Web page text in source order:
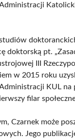
doktorską pt.
III
w 2015 roku
KUL
filar
Czarnek może
Jego